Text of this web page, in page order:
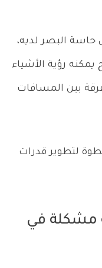
حاسة البصر لديه،
يمكنه رؤية الأشياء
بين المسافات
| 12 خطوة لتطوير قدرات
مشكلة في